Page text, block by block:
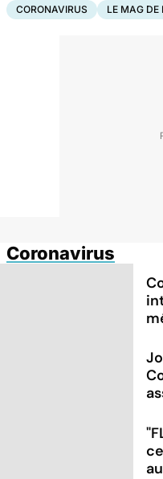
CORONAVIRUS LE MAG
Coronavirus